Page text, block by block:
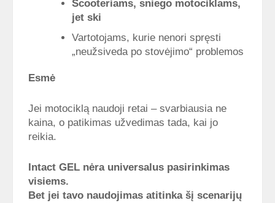
Scooteriams, sniego motociklams,
jet ski
Vartotojams, kurie nenori spręsti
„neužsiveda po stovėjimo“ problemos
Esmė
Jei motociklą naudoji retai – svarbiausia ne
kaina, o patikimas užvedimas tada, kai jo
reikia.
Intact GEL nėra universalus pasirinkimas
visiems.
Bet jei tavo naudojimas atitinka šį scenarijų